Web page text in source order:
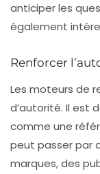
anticiper les
également
Renforcer
Les moteurs de
d’autorité. Il est
comme une
peut passer par
marques, des